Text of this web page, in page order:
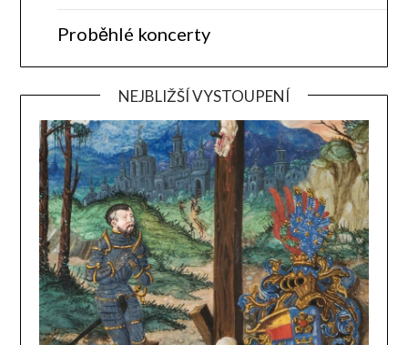
Proběhlé koncerty
NEJBLIŽŠÍ VYSTOUPENÍ